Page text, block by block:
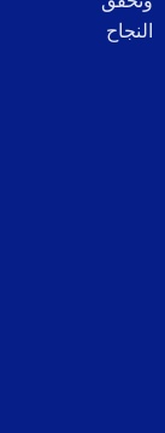
النجاح